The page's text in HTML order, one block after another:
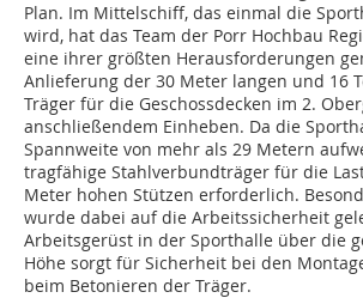
Plan. Im Mittelschiff, das einmal die
wird, hat das Team der Porr Hochbau
eine ihrer größten Herausforderungen
Anlieferung der 30 Meter langen und 16
Träger für die Geschossdecken im 2.
anschließendem Einheben. Da die
Spannweite von mehr als 29 Metern
tragfähige Stahlverbundträger für die
Meter hohen Stützen erforderlich.
wurde dabei auf die Arbeitssicherheit
Arbeitsgerüst in der Sporthalle über die
Höhe sorgt für Sicherheit bei den
beim Betonieren der Träger.